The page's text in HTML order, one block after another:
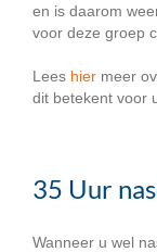
en is daarom
voor deze groep
Lees hiermeer
dit betekent voor
35 Uur
Wanneer u wel